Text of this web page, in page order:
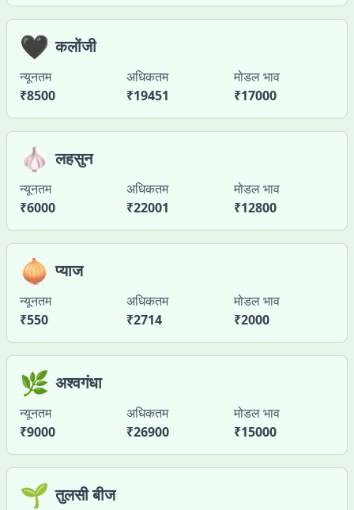
🖤 कलोंजी
न्यूनतम
₹8500
अधिकतम
₹19451
मोडल भाव
₹17000
🧄 लहसुन
न्यूनतम
₹6000
अधिकतम
₹22001
मोडल भाव
₹12800
🧅 प्याज
न्यूनतम
₹550
अधिकतम
₹2714
मोडल भाव
₹2000
🌿 अश्वगंधा
न्यूनतम
₹9000
अधिकतम
₹26900
मोडल भाव
₹15000
🌱 तुलसी बीज